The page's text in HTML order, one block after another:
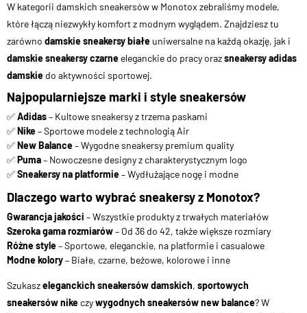
W kategorii damskich sneakersów w Monotox zebraliśmy modele,
które łączą niezwykły komfort z modnym wyglądem. Znajdziesz tu
zarówno damskie sneakersy białe uniwersalne na każdą okazję, jak i
damskie sneakersy czarne eleganckie do pracy orazsneakersy adidas
damskie do aktywności sportowej.
Najpopularniejsze marki i style sneakersów
✅Adidas– Kultowe sneakersy z trzema paskami
✅Nike– Sportowe modele z technologią Air
✅New Balance– Wygodne sneakersy premium quality
✅Puma– Nowoczesne designy z charakterystycznym logo
✅Sneakersy na platformie– Wydłużające nogę i modne
Dlaczego warto wybrać sneakersy z Monotox?
Gwarancja jakości – Wszystkie produkty z trwałych materiałów
Szeroka gama rozmiarów– Od 36 do 42, także większe rozmiary
Różne style– Sportowe, eleganckie, na platformie i casualowe
Modne kolory– Białe, czarne, beżowe, kolorowe i inne
Szukaszeleganckich sneakersów damskich, sportowych
sneakersów nikeczywygodnych sneakersów new balance? W